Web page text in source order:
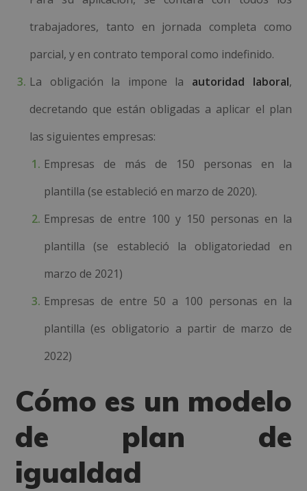
trabajadores, tanto en jornada completa como
parcial, y en contrato temporal como indefinido.
La obligación la impone la autoridad laboral,
decretando que están obligadas a aplicar el plan
las siguientes empresas:
Empresas de más de 150 personas en la
plantilla (se estableció en marzo de 2020).
Empresas de entre 100 y 150 personas en la
plantilla (se estableció la obligatoriedad en
marzo de 2021)
Empresas de entre 50 a 100 personas en la
plantilla (es obligatorio a partir de marzo de
2022)
Cómo es un modelo
de plan de
igualdad